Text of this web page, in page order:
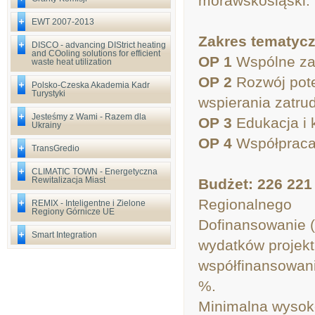
EWT 2007-2013
DISCO - advancing DIStrict heating
and COoling solutions for efficient
waste heat utilization
Polsko-Czeska Akademia Kadr
Turystyki
Jesteśmy z Wami - Razem dla
Ukrainy
TransGredio
CLIMATIC TOWN - Energetyczna
Rewitalizacja Miast
REMIX - Inteligentne i Zielone
Regiony Górnicze UE
Smart Integration
Zakres
OP 1 Wspólne
OP 2 Rozwój
wspierania
OP 3 Edukacja i
OP 4
Budżet: 226 221
Regionalnego
Dofinansowanie
wydatków
%.
Minimalna